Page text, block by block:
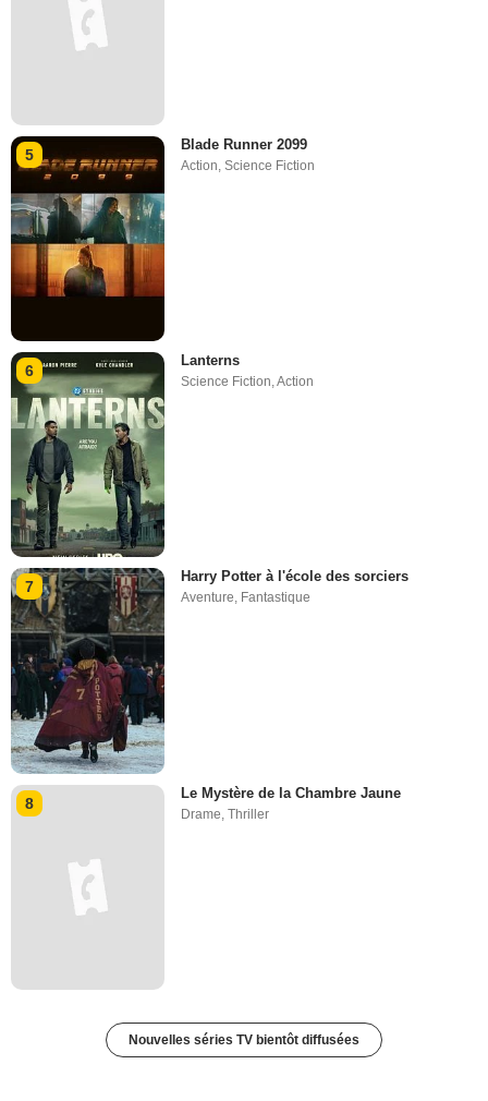
5
Blade Runner 2099
Action ,Science Fiction
6
Lanterns
Science Fiction,Action
7
Harry Potter à l'école des sorciers
Aventure, Fantastique
8
Le Mystère de la Chambre Jaune
Drame ,Thriller
Nouvelles séries TV bientôt diffusées